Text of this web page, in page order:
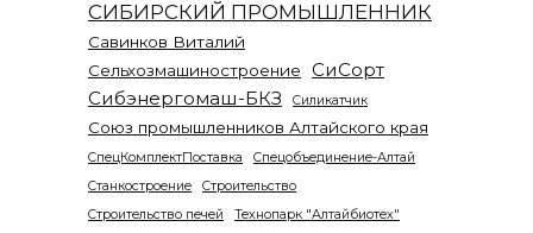
СИБИРСКИЙ ПРОМЫШЛЕННИК
Савинков Виталий
Сельхозмашиностроение
СиСорт
Сибэнергомаш-БКЗ
Силикатчик
Союз промышленников Алтайского края
СпецКомплектПоставка
Спецобъединение-Алтай
Станкостроение
Строительство
Строительство печей
Технопарк "Алтайбиотех"